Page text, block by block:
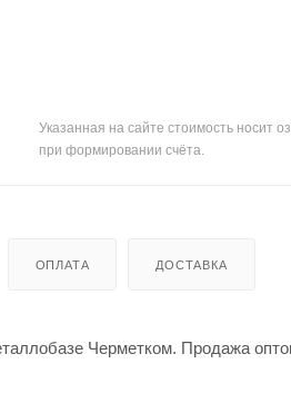
Указанная на сайте стоимость носит
при формировании счёта.
ОПЛАТА ДОСТАВКА
Черметком. Продажа